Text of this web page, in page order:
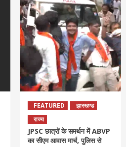
FEATURED
झारखण्ड
राज्य
JPSC छात्रों के समर्थन में ABVP
का सीएम आवास मार्च, पुलिस से